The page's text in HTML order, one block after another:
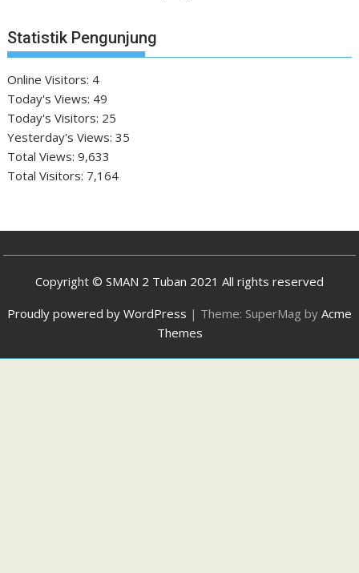
Statistik Pengunjung
Online Visitors: 4
Today's Views: 49
Today's Visitors: 25
Yesterday's Views:35
Total Views:9,633
Total Visitors: 7,164
Copyright © SMAN 2 Tuban 2021 All rights reserved
Proudly powered by WordPress | Theme: SuperMag by Acme
Themes